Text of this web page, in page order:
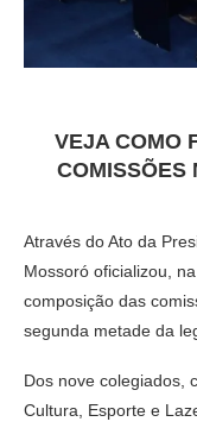
VEJA COMO
COMISSÕES
Através do Ato da
Mossoró oficializou,
composição das
segunda metade da
Dos nove colegiados,
Cultura, Esporte e